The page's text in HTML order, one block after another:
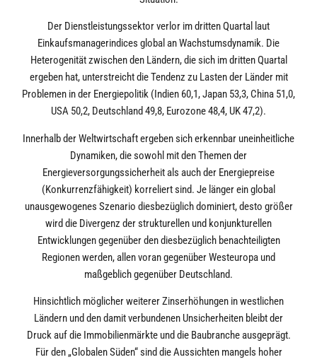
Der Dienstleistungssektor verlor im dritten Quartal laut
Einkaufsmanagerindices global an Wachstumsdynamik. Die
Heterogenität zwischen den Ländern, die sich im dritten Quartal
ergeben hat, unterstreicht die Tendenz zu Lasten der Länder mit
Problemen in der Energiepolitik (Indien 60,1, Japan 53,3, China 51,0,
USA 50,2, Deutschland 49,8, Eurozone 48,4, UK 47,2).
Innerhalb der Weltwirtschaft ergeben sich erkennbar uneinheitliche
Dynamiken, die sowohl mit den Themen der
Energieversorgungssicherheit als auch der Energiepreise
(Konkurrenzfähigkeit) korreliert sind. Je länger ein global
unausgewogenes Szenario diesbezüglich dominiert, desto größer
wird die Divergenz der strukturellen und konjunkturellen
Entwicklungen gegenüber den diesbezüglich benachteiligten
Regionen werden, allen voran gegenüber Westeuropa und
maßgeblich gegenüber Deutschland.
Hinsichtlich möglicher weiterer Zinserhöhungen in westlichen
Ländern und den damit verbundenen Unsicherheiten bleibt der
Druck auf die Immobilienmärkte und die Baubranche ausgeprägt.
Für den „Globalen Süden“ sind die Aussichten mangels hoher